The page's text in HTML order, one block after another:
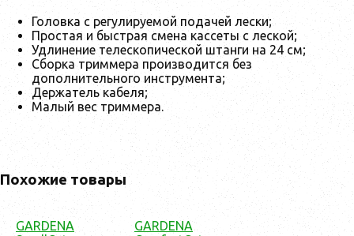
Головка с регулируемой подачей лески;
Простая и быстрая смена кассеты с леской;
Удлинение телескопической штанги на 24 см;
Сборка триммера производится без
дополнительного инструмента;
Держатель кабеля;
Малый вес триммера.
Похожие товары
GARDENA
GARDENA